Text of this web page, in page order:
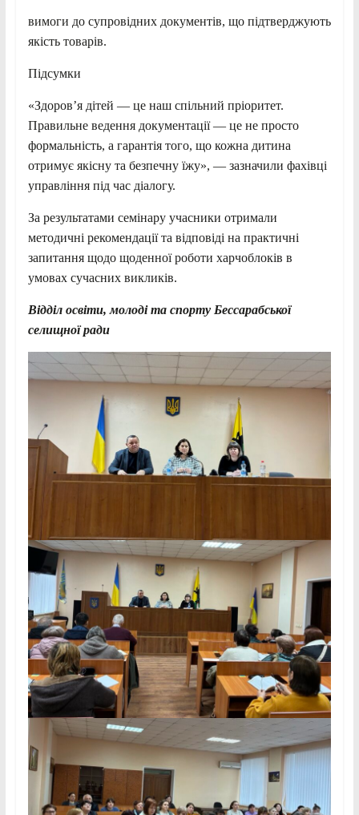
вимоги до супровідних документів, що підтверджують
якість товарів.
Підсумки
«Здоров’я дітей — це наш спільний пріоритет.
Правильне ведення документації — це не просто
формальність, а гарантія того, що кожна дитина
отримує якісну та безпечну їжу», — зазначили фахівці
управління під час діалогу.
За результатами семінару учасники отримали
методичні рекомендації та відповіді на практичні
запитання щодо щоденної роботи харчоблоків в
умовах сучасних викликів.
Відділ освіти, молоді та спорту Бессарабської
селищної ради